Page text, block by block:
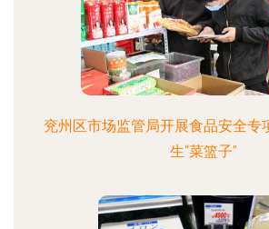
兖州区市场监管局开展食品安全专
生“菜篮子”